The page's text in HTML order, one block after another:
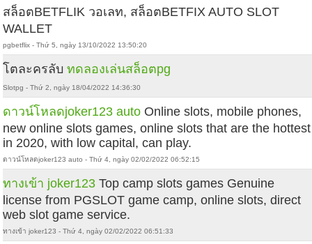
สล็อตBETFLIK วอเลท, สล็อตBETFIX AUTO SLOT
WALLET
pgbetflix - Thứ 5, ngày 13/10/2022 13:50:20
โตละครลับทดลองเล่นสล็อตpg
Slotpg - Thứ 2, ngày 18/04/2022 14:36:30
ดาวน์โหลดjoker123 auto Online slots, mobile phones,
new online slots games, online slots that are the hottest
in 2020, with low capital, can play.
ดาวน์โหลดjoker123 auto - Thứ 4, ngày 02/02/2022 06:52:15
ทางเข้า joker123 Top camp slots games Genuine
license from PGSLOT game camp, online slots, direct
web slot game service.
ทางเข้า joker123 - Thứ 4, ngày 02/02/2022 06:51:33